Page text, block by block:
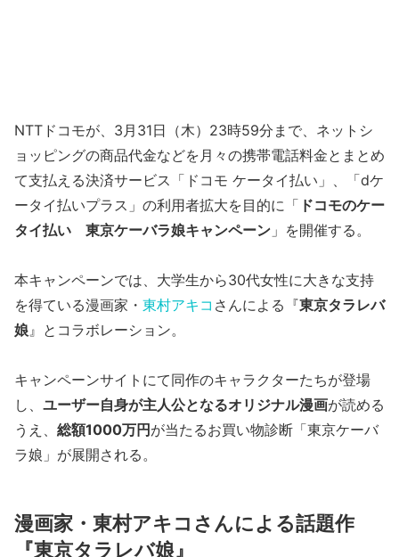
NTTドコモが、3月31日（木）23時59分まで、ネットシ
ョッピングの商品代金などを月々の携帯電話料金とまとめ
て支払える決済サービス「ドコモ ケータイ払い」、「dケ
ータイ払いプラス」の利用者拡大を目的に「 ドコモのケー
タイ払い 東京ケーバラ娘キャンペーン 」を開催する。
本キャンペーンでは、大学生から30代女性に大きな支持
を得ている漫画家・ 東村アキコ さんによる『東京タラレバ
娘』とコラボレーション。
キャンペーンサイトにて同作のキャラクターたちが登場
し、 ユーザー自身が主人公となるオリジナル漫画が読める
うえ、 総額1000万円 が当たるお買い物診断「東京ケーバ
ラ娘」が展開される。
漫画家・東村アキコさんによる話題作
『東京タラレバ娘』